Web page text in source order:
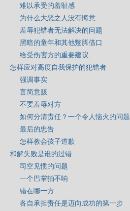
难以承受的羞耻感
为什么大恶之人没有悔意
羞辱犯错者无法解决的问题
黑暗的童年和其他蹩脚借口
给受伤害方的重要建议
怎样应对高度自我保护的犯错者
强调事实
言简意赅
不要羞辱对方
如何分清责任？一个令人恼火的问题
最后的忠告
怎样教会孩子道歉
和解失败是谁的过错
司空见惯的问题
一个巴掌拍不响
错在哪一方
各自承担责任是迈向成功的第一步